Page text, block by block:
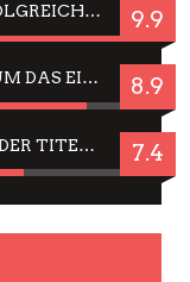
JELLYFISH HAMBURG: DAS ERFOLGREICHE SOMMER-MENÜ 2025 IN GEFÜHLEN UND BILDERN 9.9
CÉSAR FÜR JIM CARREY? WARUM DAS EINER DER NERVIGSTEN ACTORS IST UND BLEIBT 8.9
JING JING: IN-THAI RÄUMT WIEDER TITEL AB – EIN ZWEI-STUNDEN-ERLEBNISBERICHT 7.4